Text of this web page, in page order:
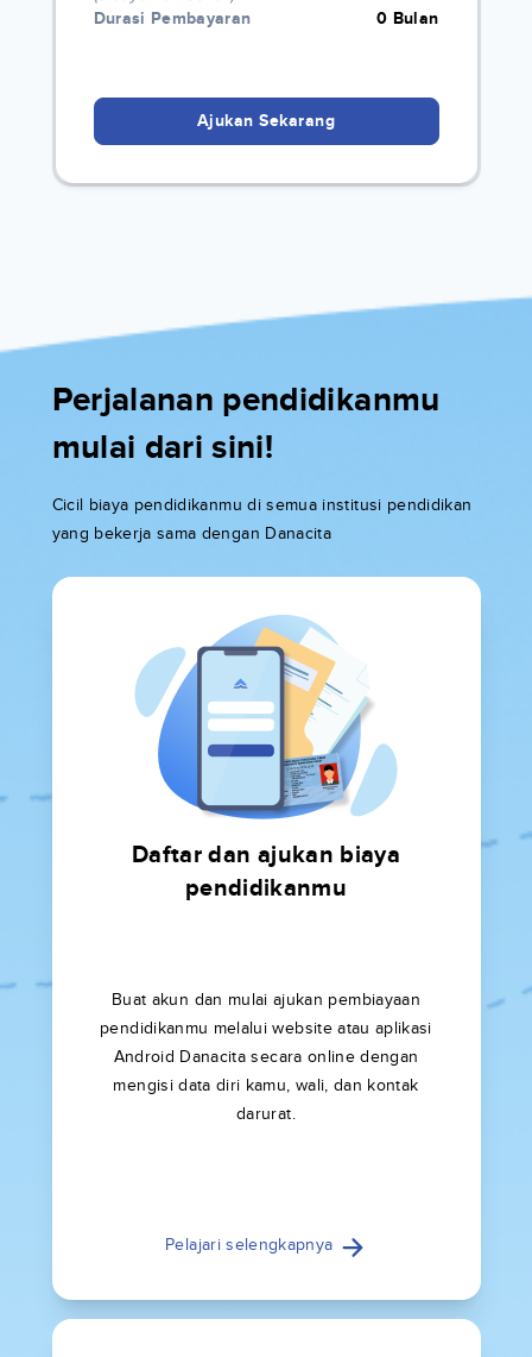
Durasi Pembayaran
0 Bulan
Ajukan Sekarang
Perjalanan pendidikanmu
mulai dari sini!
Cicil biaya pendidikanmu di semua institusi pendidikan
yang bekerja sama dengan Danacita
Daftar dan ajukan biaya
pendidikanmu
Buat akun dan mulai ajukan pembiayaan
pendidikanmu melalui website atau aplikasi
Android Danacita secara online dengan
mengisi data diri kamu, wali, dan kontak
darurat.
Pelajari selengkapnya